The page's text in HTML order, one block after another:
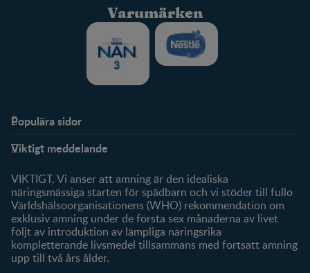
Varumärken
Populära sidor
FAQ
Om oss
Fråga våra experter
Klubbförmåner
Mitt konto
Produkter
Våra varumärken
Viktigt meddelande
VIKTIGT. Vi anser att amning är den idealiska
näringsmässiga starten för spädbarn och vi stöder till fullo
Världshälsoorganisationens (WHO) rekommendation om
exklusiv amning under de första sex månaderna av livet
följt av introduktion av lämpliga näringsrika
kompletterande livsmedel tillsammans med fortsatt amning
upp till två års ålder.